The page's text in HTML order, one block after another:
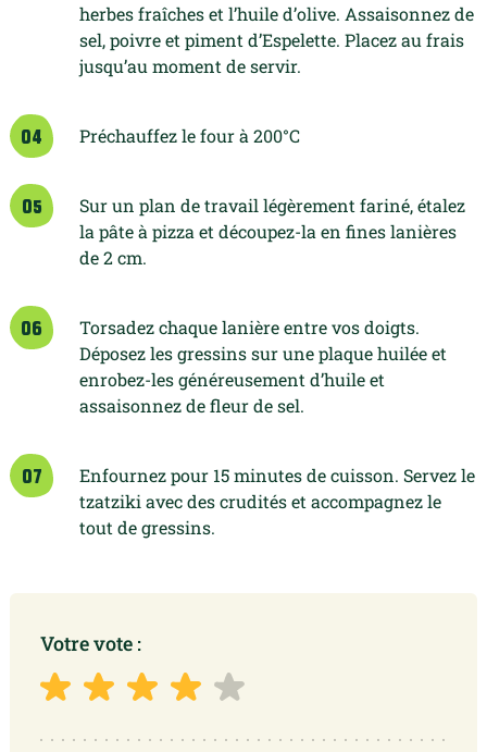
herbes fraîches etl’huile d’olive. Assaisonnez de
sel, poivreet piment d’Espelette. Placez au frais
jusqu’au moment de servir.
04 Préchauffez le four à 200°C
05 Sur un plan de travail légèrement fariné,étalez
la pâte à pizza et découpez-laen fines lanières
de 2 cm.
06
Torsadez chaque lanière entre vos doigts.
Déposez les gressins sur une plaque huiléeet
enrobez-les généreusement d’huile et
assaisonnez de fleur de sel.
07 Enfournez pour 15 minutes de cuisson. Servez le
tzatziki avec des crudités etaccompagnez le
tout de gressins.
Votre vote :